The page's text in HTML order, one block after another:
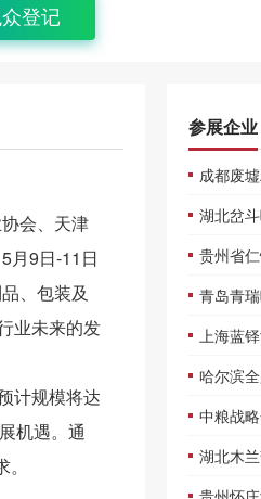
登记
会、天津
月9日-11日
、包装及
业未来的发
计规模将达
机遇。通
参展企业
成都废
湖北岔
贵州省
青岛青
上海蓝
哈尔滨
中粮战
湖北木